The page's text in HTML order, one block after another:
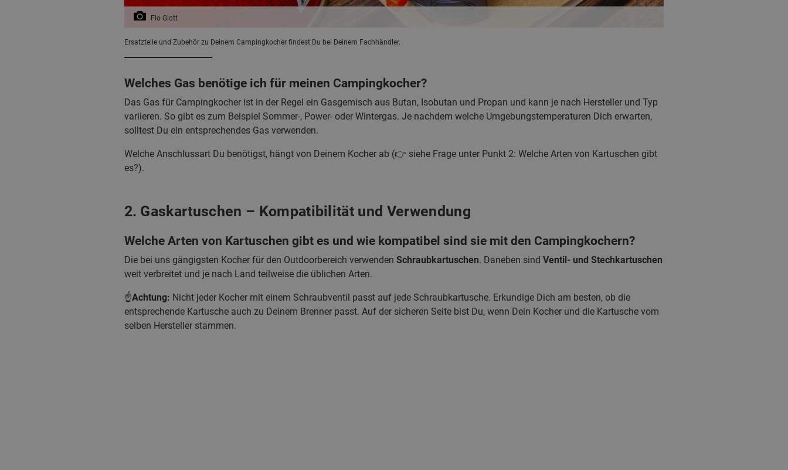
Flo Glott
Ersatzteile und Zubehör zu Deinem Campingkocher findest Du bei Deinem Fachhändler.
Welches Gas benötige ich für meinen Campingkocher?
Das Gas für Campingkocher ist in der Regel ein Gasgemisch aus Butan, Isobutan und Propan und kann je nach Hersteller und Typ
variieren. So gibt es zum Beispiel Sommer-, Power- oder Wintergas. Je nachdem welche Umgebungstemperaturen Dich erwarten,
solltest Du ein entsprechendes Gas verwenden.
Welche Anschlussart Du benötigst, hängt von Deinem Kocher ab (👉 siehe Frage unter Punkt 2: Welche Arten von Kartuschen gibt
es?).
2. Gaskartuschen – Kompatibilität und Verwendung
Welche Arten von Kartuschen gibt es und wie kompatibel sind sie mit den Campingkochern?
Die bei uns gängigsten Kocher für den Outdoorbereich verwenden Schraubkartuschen. Daneben sind Ventil- und Stechkartuschen
weit verbreitet und je nach Land teilweise die üblichen Arten.
☝️Achtung: Nicht jeder Kocher mit einem Schraubventil passt auf jede Schraubkartusche. Erkundige Dich am besten, ob die
entsprechende Kartusche auch zu Deinem Brenner passt. Auf der sicheren Seite bist Du, wenn Dein Kocher und die Kartusche vom
selben Hersteller stammen.